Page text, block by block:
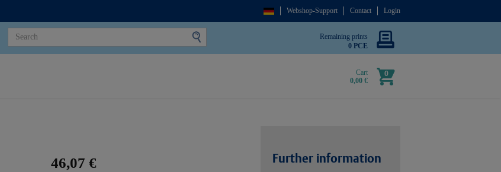
Webshop-Support Contact Login
Remaining prints
0 PCE
Cart
0,00 €
0
46,07 €
Further information